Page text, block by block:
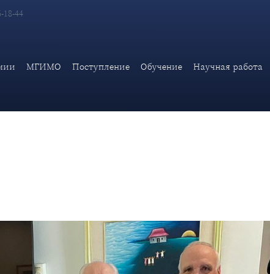
18-44
МГИМО Поступление Обучение Научная работа
в поэтических чтениях в Малайзии